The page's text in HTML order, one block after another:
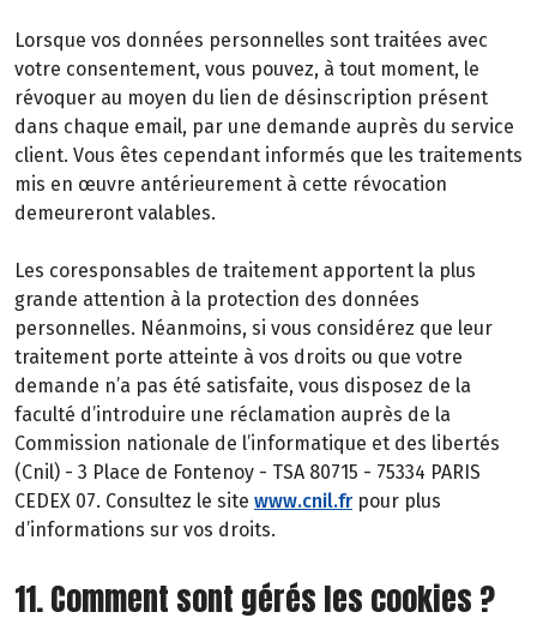
Lorsque vos données personnelles sont traitées avec
votre consentement, vous pouvez, à tout moment, le
révoquer au moyen du lien de désinscription présent
dans chaque email, par une demande auprès du service
client. Vous êtes cependant informés que les traitements
mis en œuvre antérieurement à cette révocation
demeureront valables.
Les coresponsables de traitement apportent la plus
grande attention à la protection des données
personnelles. Néanmoins, si vous considérez que leur
traitement porte atteinte à vos droits ou que votre
demande n’a pas été satisfaite, vous disposez de la
faculté d’introduire une réclamation auprès de la
Commission nationale de l’informatique et des libertés
(Cnil) - 3 Place de Fontenoy - TSA 80715 - 75334 PARIS
CEDEX 07. Consultez le site www.cnil.fr pour plus
d’informations sur vos droits.
11. Comment sont gérés les cookies ?